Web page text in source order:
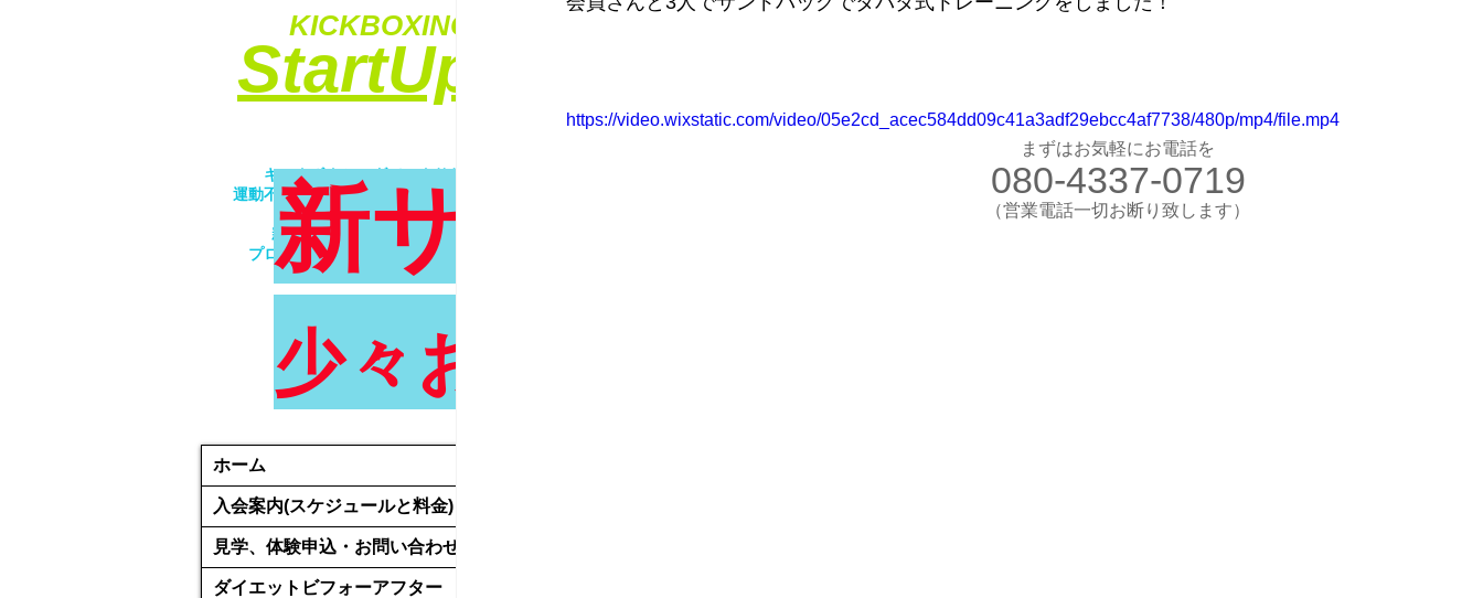
KICKBOXING&FITNESS
​StartUpGYM
理想のカラダ・健康を手に入れよう
ホーム
入会案内(スケジュールと料金)
見学、体験申込・お問い合わせ
ダイエットビフォーアフター
​体験入会実施中
​キックボクシングでエクササイズ
運動不足解消・ダイエット・ストレス発散
​女性・未経験者歓迎！！
親子で一緒にトレーニング！！
プロが優しく丁寧に指導致します！！
新サイトに移動します
少々お待ちください
https://video.wixstatic.com/video/05e2cd_acec584dd09c41a3adf29ebcc4af7738/480p/mp4/file.mp4
まずはお気軽にお電話を
080-4337-0719
​（営業電話一切お断り致します）